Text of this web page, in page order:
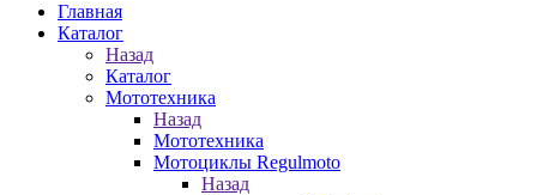
Главная
Каталог
Назад
Каталог
Мототехника
Назад
Мототехника
Мотоциклы Regulmoto
Назад